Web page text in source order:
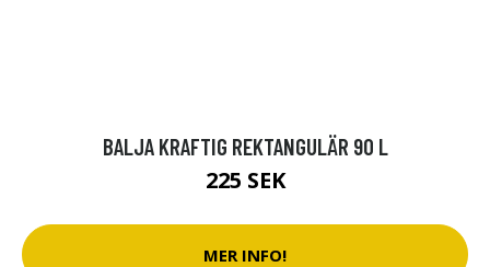
BALJA KRAFTIG REKTANGULÄR 90 L
225 SEK
MER INFO!